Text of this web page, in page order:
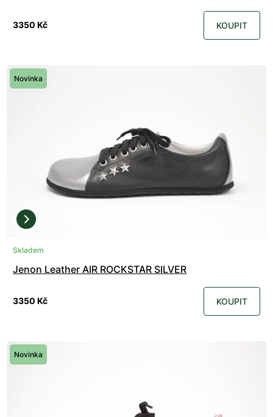
3350 Kč KOUPIT
Novinka
Skladem
Jenon Leather AIR ROCKSTAR SILVER
3350 Kč KOUPIT
Novinka